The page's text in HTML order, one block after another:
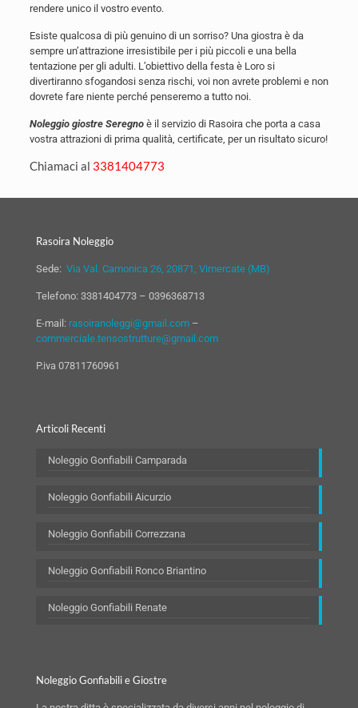
rendere unico il vostro evento.
Esiste qualcosa di più genuino di un sorriso? Una giostra è da
sempre un’attrazione irresistibile per i più piccoli e una bella
tentazione per gli adulti. L’obiettivo della festa è Loro si
divertiranno sfogandosi senza rischi, voi non avrete problemi e non
dovrete fare niente perché penseremo a tutto noi.
Noleggio giostre Seregnoè il servizio di Rasoira che porta a casa
vostra attrazioni di prima qualità, certificate, per un risultato sicuro!
Chiamaci al 3381404773
Rasoira Noleggio
Sede: Via Val. Camonica 26, 20871, Vimercate (MB)
Telefono: 3381404773 – 0396368713
E-mail: rasoiranoleggi@gmail.com –
commerciale.tensostrutture@gmail.com
P.iva 07811760961
Articoli Recenti
Noleggio Gonfiabili Camparada
Noleggio Gonfiabili Aicurzio
Noleggio Gonfiabili Correzzana
Noleggio Gonfiabili Ronco Briantino
Noleggio Gonfiabili Renate
Noleggio Gonfiabili e Giostre